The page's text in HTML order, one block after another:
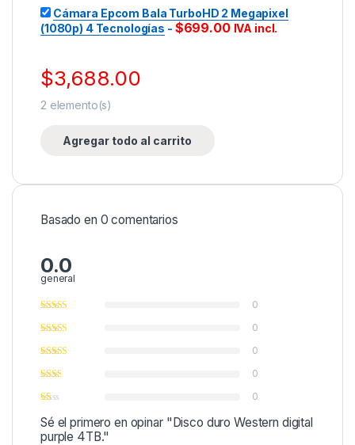
Cámara Epcom Bala TurboHD 2 Megapixel
(1080p) 4 Tecnologías - $699.00 IVA incl.
$3,688.00
2 elemento(s)
Agregar todo al carrito
Basado en 0 comentarios
0.0
general
0
0
0
0
0
Sé el primero en opinar "Disco duro Western digital
purple 4TB."